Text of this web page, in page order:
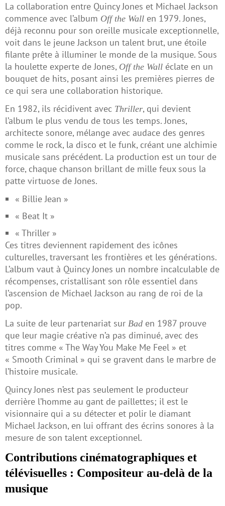
La collaboration entre Quincy Jones et Michael Jackson
commence avec l’album Off the Wall en 1979. Jones,
déjà reconnu pour son oreille musicale exceptionnelle,
voit dans le jeune Jackson un talent brut, une étoile
filante prête à illuminer le monde de la musique. Sous
la houlette experte de Jones, Off the Wall éclate en un
bouquet de hits, posant ainsi les premières pierres de
ce qui sera une collaboration historique.
En 1982, ils récidivent avec Thriller, qui devient
l’album le plus vendu de tous les temps. Jones,
architecte sonore, mélange avec audace des genres
comme le rock, la disco et le funk, créant une alchimie
musicale sans précédent. La production est un tour de
force, chaque chanson brillant de mille feux sous la
patte virtuose de Jones.
« Billie Jean »
« Beat It »
« Thriller »
Ces titres deviennent rapidement des icônes
culturelles, traversant les frontières et les générations.
L’album vaut à Quincy Jones un nombre incalculable de
récompenses, cristallisant son rôle essentiel dans
l’ascension de Michael Jackson au rang de roi de la
pop.
La suite de leur partenariat sur Bad en 1987 prouve
que leur magie créative n’a pas diminué, avec des
titres comme « The Way You Make Me Feel » et
« Smooth Criminal » qui se gravent dans le marbre de
l’histoire musicale.
Quincy Jones n’est pas seulement le producteur
derrière l’homme au gant de paillettes; il est le
visionnaire qui a su détecter et polir le diamant
Michael Jackson, en lui offrant des écrins sonores à la
mesure de son talent exceptionnel.
Contributions cinématographiques et
télévisuelles : Compositeur au-delà de la
musique